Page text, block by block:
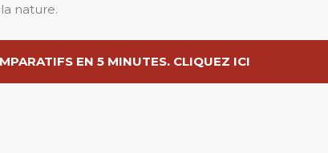
nature.
EN 5 MINUTES. CLIQUEZ ICI